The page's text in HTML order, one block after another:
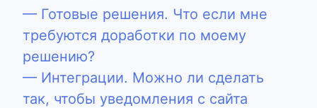
— Готовые решения. Что если мне
требуются доработки по моему
решению?
— Интеграции. Можно ли сделать
так, чтобы уведомления с сайта